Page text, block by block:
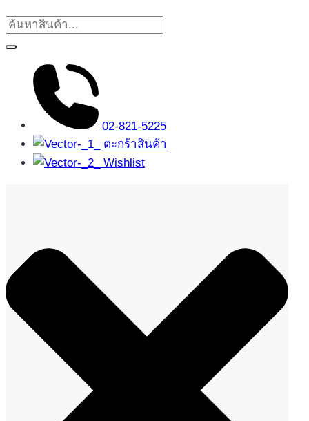
02-821-5225
ตะกร้าสินค้า
Wishlist